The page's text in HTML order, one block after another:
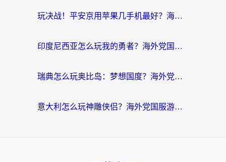
玩决战！平安京用苹果几手机最好？海外党必看的设备+加速器双攻略
印度尼西亚怎么玩我的勇者？海外党国服游戏加速避坑指南（附实况五行师解决方案）
瑞典怎么玩奥比岛：梦想国度？海外党亲测有效的国服游戏加速全攻略
意大利怎么玩神雕侠侣？海外党国服游戏加速终极指南（附欧洲玩王者王国保卫战4不卡技巧）